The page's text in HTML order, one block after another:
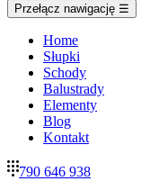
Przełącz nawigację ☰
Home
Słupki
Schody
Balustrady
Elementy
Blog
Kontakt
790 646 938